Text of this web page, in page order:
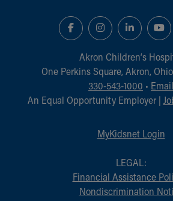
Akron Children‘s
One Perkins Square, Akron,
330-543-1000 • Email
An Equal Opportunity Employer |
MyKidsnet Login
LEGAL:
Financial Assistance
Nondiscrimination